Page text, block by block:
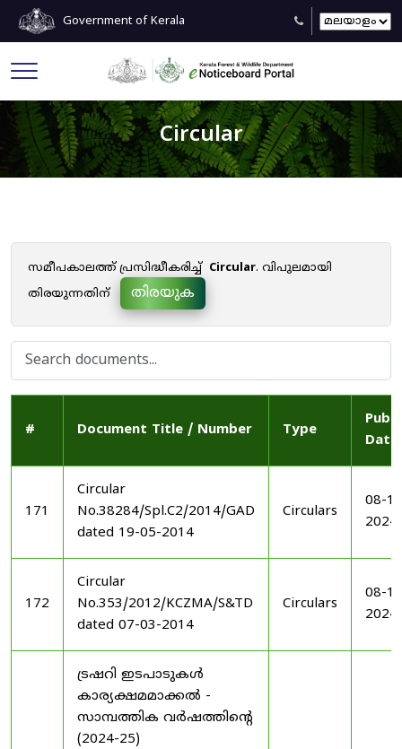
Government of Kerala
Circular
സമീപകാലത്ത് പ്രസിദ്ധീകരിച്ച് Circular. വിപുലമായി
തിരയുന്നതിന്
തിരയുക
# Document Title / Number Type
Date
171
Circular
No.38284/Spl.C2/2014/GAD
dated 19-05-2014
Circulars
08-
2024
172
Circular
No.353/2012/KCZMA/S&TD
dated 07-03-2014
Circulars
08-
2024
ട്രഷറി ഇടപാടുകൾ
കാര്യക്ഷമമാക്കൽ -
സാമ്പത്തിക വർഷത്തിന്റെ
(2024-25)